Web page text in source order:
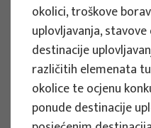
EU PROJECTS
Governing
territories with high
value -
Project manager
okolici, troškove
uplovljavanja,
destinacije
različitih elemenata
okolice te ocjenu
ponude destinacije